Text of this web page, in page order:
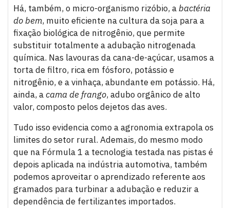
Há, também, o micro-organismo rizóbio, abactéria
do bem, muito eficiente na cultura da soja para a
fixação biológica de nitrogênio, que permite
substituir totalmente a adubação nitrogenada
química. Nas lavouras da cana-de-açúcar, usamos a
torta de filtro, rica em fósforo, potássio e
nitrogênio, e a vinhaça, abundante em potássio. Há,
ainda, acama de frango, adubo orgânico de alto
valor, composto pelos dejetos das aves.
Tudo isso evidencia como a agronomia extrapola os
limites do setor rural. Ademais, do mesmo modo
que na Fórmula 1 a tecnologia testada nas pistas é
depois aplicada na indústria automotiva, também
podemos aproveitar o aprendizado referente aos
gramados para turbinar a adubação e reduzir a
dependência de fertilizantes importados.